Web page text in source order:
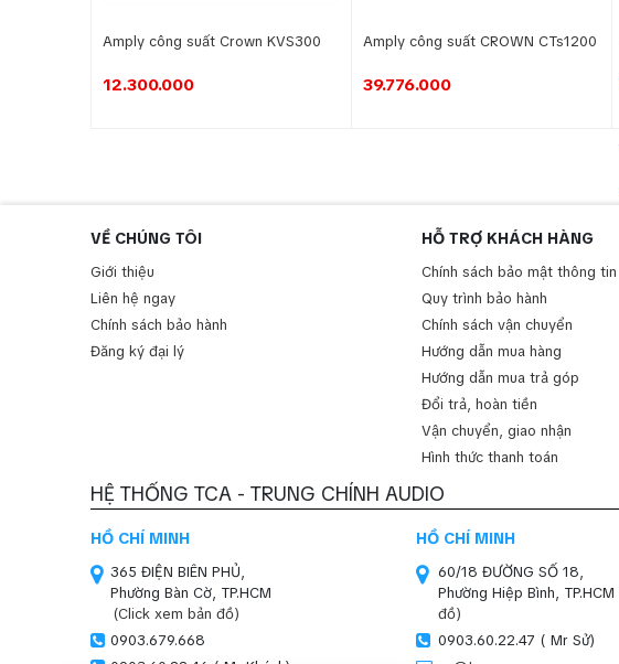
Amply công suất Crown KVS300
12.300.000
Amply công suất CROWN CTs1200
39.776.000
VỀ CHÚNG TÔI
Giới thiệu
Liên hệ ngay
Chính sách bảo hành
Đăng ký đại lý
HỖ TRỢ KHÁCH HÀNG
Chính sách bảo mật thông tin
Quy trình bảo hành
Chính sách vận chuyển
Hướng dẫn mua hàng
Hướng dẫn mua trả góp
Đổi trả, hoàn tiền
Vận chuyển, giao nhận
Hình thức thanh toán
HỆ THỐNG TCA - TRUNG CHÍNH AUDIO
HỒ CHÍ MINH
365 ĐIỆN BIÊN PHỦ,
Phường Bàn Cờ, TP.HCM
(Click xem bản đồ)
0903.679.668
HỒ CHÍ MINH
60/18 ĐƯỜNG SỐ 18,
Phường Hiệp Bình, TP.HCM
đồ)
0903.60.22.47 ( Mr Sử)